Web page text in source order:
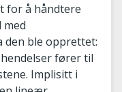
for å håndtere
ble opprettet:
fører til
Implisitt i